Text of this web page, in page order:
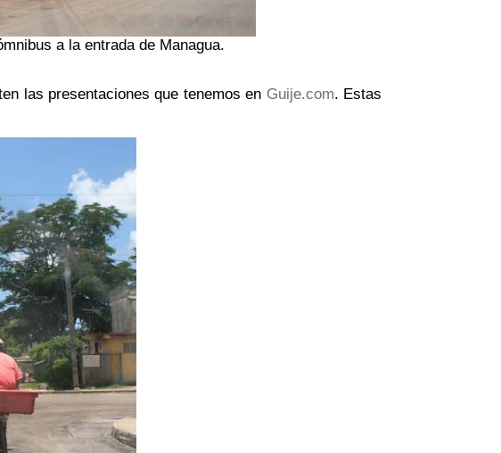
a la entrada de Managua.
las presentaciones que tenemos en Guije.com. Estas